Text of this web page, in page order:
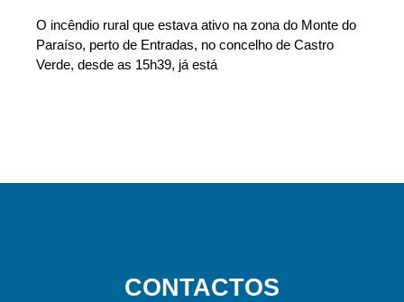
O incêndio rural que estava ativo na zona do Monte do
Paraíso, perto de Entradas, no concelho de Castro
Verde, desde as 15h39, já está
CONTACTOS